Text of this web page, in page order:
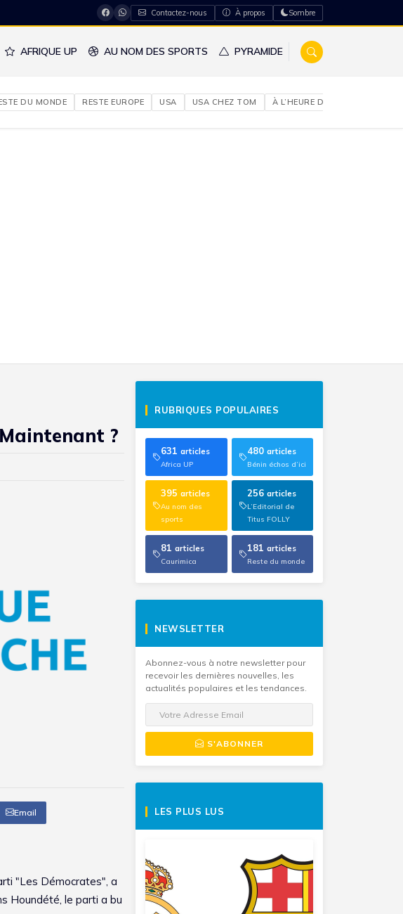
Contactez-nous À propos Sombre
AFRIQUE UP AU NOM DES SPORTS PYRAMIDE
DU MONDE RESTE EUROPE USA USA CHEZ TOM À L’HEURE DU NIGERIA
?
Email
"Les Démocrates", a
Houndété, le parti a bu
RUBRIQUES POPULAIRES
631 articles
Africa UP
480 articles
Bénin échos d’ici
395 articles
Au nom des
sports
256 articles
L’Editorial de
Titus FOLLY
81 articles
Caurimica
181 articles
Reste du monde
NEWSLETTER
Abonnez-vous à notre newsletter pour
recevoir les dernières nouvelles, les
actualités populaires et les tendances.
S'ABONNER
LES PLUS LUS